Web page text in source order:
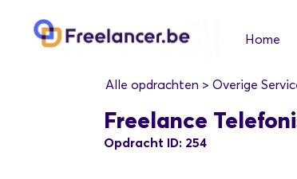
Home
Alle opdrachten > Overige
Freelance
Opdracht ID: 254